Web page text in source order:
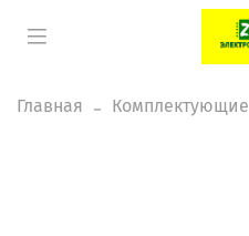
Главная Комплектующие